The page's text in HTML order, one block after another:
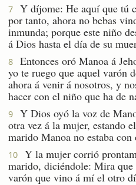
7
Y díjome: He aquí que tú
por tanto, ahora no bebas
inmunda; porque este niño
á Dios hasta el día de su
8
Entonces oró Manoa á
yo te ruego que aquel varón
ahora á venir á nosotros, y
hacer con el niño que ha de
9
Y Dios oyó la voz de
otra vez á la mujer, estando
marido Manoa no estaba con
10
Y la mujer corrió
marido, diciéndole: Mira que
varón que vino á mí el otro